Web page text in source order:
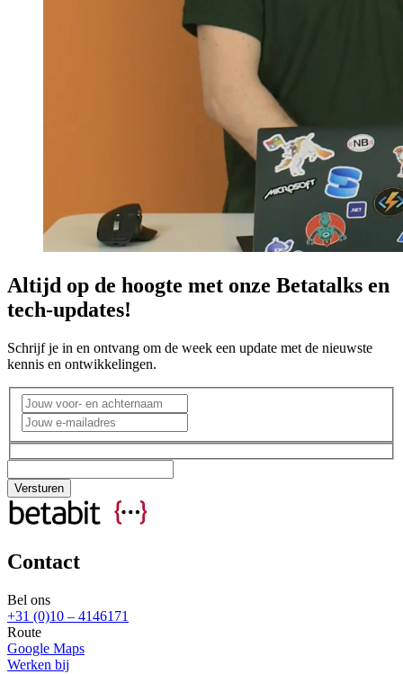
Altijd op de hoogte met onze Betatalks en
tech-updates!
Schrijf je in en ontvang om de week een update met de nieuwste
kennis en ontwikkelingen.
Contact
Bel ons
+31 (0)10 – 4146171
Route
Google Maps
Werken bij